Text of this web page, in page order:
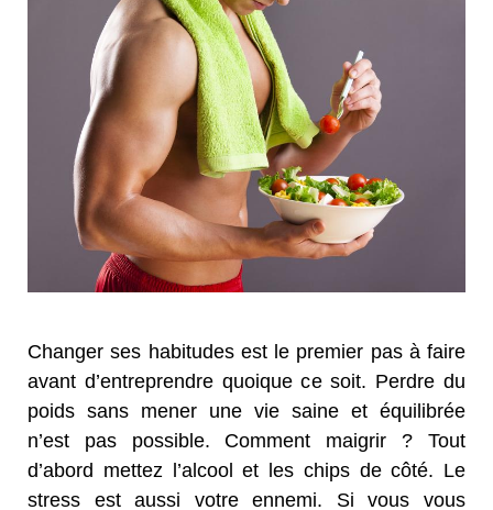
Changer ses habitudes est le premier pas à faire
avant d’entreprendre quoique ce soit. Perdre du
poids sans mener une vie saine et équilibrée
n’est pas possible. Comment maigrir ? Tout
d’abord mettez l’alcool et les chips de côté. Le
stress est aussi votre ennemi. Si vous vous